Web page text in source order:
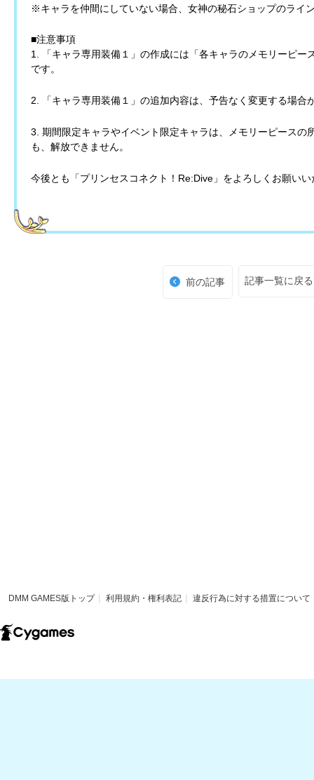
※キャラを仲間にしていない場合、女神の秘石ショップのライ
■注意事項
1. 「キャラ専用装備１」の作成には「各キャラのメモリーピ
です。
2. 「キャラ専用装備１」の追加内容は、予告なく変更する場合
3. 期間限定キャラやイベント限定キャラは、メモリーピースの
も、解放できません。
今後とも「プリンセスコネクト！Re:Dive」をよろしくお願いい
前の記事 記事一覧に戻る
DMM GAMES版トップ 利用規約・権利表記 違反行為に対する措置について